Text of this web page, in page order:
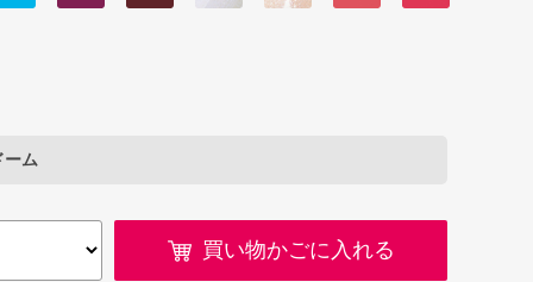
ーム
買い物かごに入れる